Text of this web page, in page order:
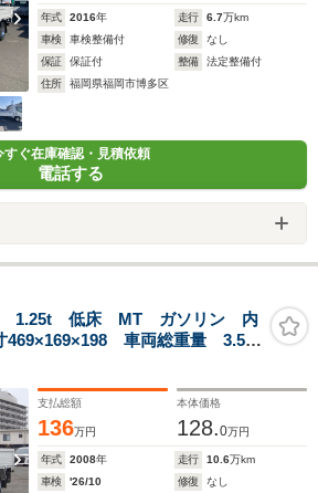
年式 2016年 走行 6.7万km
車検
車検整備付 修復
なし
保証
保証付 整備
法定整備付
住所
福岡県福岡市博多区
すぐ在庫確認・見積依頼
電話する
1.25t 低床 MT ガソリン 内
車両総重量 3.5t
ー エンジン型式 1TR
ラック
支払総額
136万円
本体価格
128.0万円
年式 2008年 走行 10.6万km
車検
'26/10 修復
なし